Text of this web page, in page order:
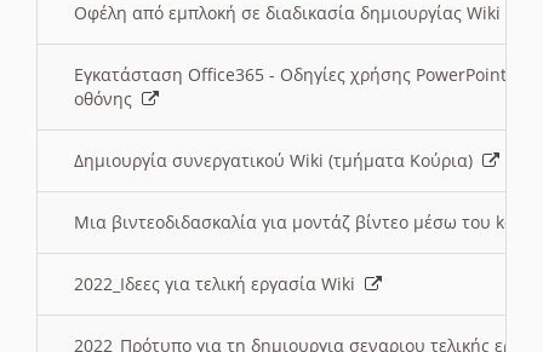
Οφέλη από εμπλοκή σε διαδικασία δημιουργίας Wiki
Εγκατάσταση Office365 - Οδηγίες χρήσης PowerPoint
οθόνης
Δημιουργία συνεργατικού Wiki (τμήματα Κούρια)
Μια βιντεοδιδασκαλία για μοντάζ βίντεο μέσω του
2022_Ιδεες για τελική εργασία Wiki
2022_Πρότυπο για τη δημιουργια σεναριου τελικής